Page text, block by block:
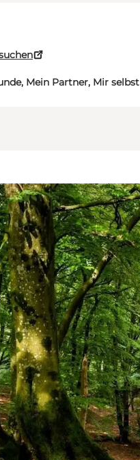
Mein Partner, Mir selbst